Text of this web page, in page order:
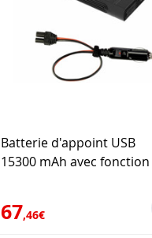
Batterie d'appoint USB
15300 mAh avec
67,46€